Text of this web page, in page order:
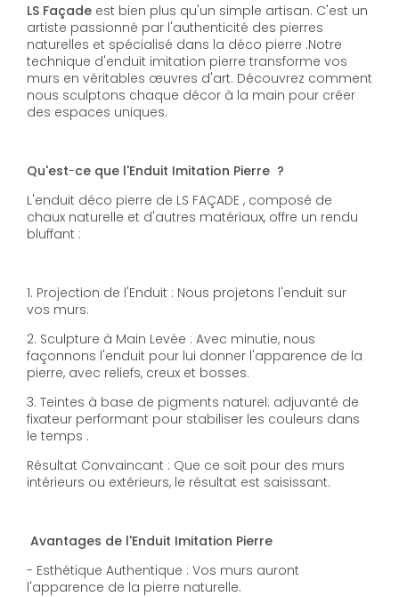
LS Façade est bien plus qu'un simple artisan. C'est un
artiste passionné par l'authenticité des pierres
naturelles et spécialisé dans la déco pierre .Notre
technique d'enduit imitation pierre transforme vos
murs en véritables œuvres d'art. Découvrez comment
nous sculptons chaque décor à la main pour créer
des espaces uniques.
Qu'est-ce que l'Enduit Imitation Pierre ?
L'enduit déco pierre de LS FAÇADE , composé de
chaux naturelle et d'autres matériaux, offre un rendu
bluffant :
1. Projection de l'Enduit : Nous projetons l'enduit sur
vos murs.
2. Sculpture à Main Levée : Avec minutie, nous
façonnons l'enduit pour lui donner l'apparence de la
pierre, avec reliefs, creux et bosses.
3. Teintes à base de pigments naturel: adjuvanté de
fixateur performant pour stabiliser les couleurs dans
le temps .
Résultat Convaincant : Que ce soit pour des murs
intérieurs ou extérieurs, le résultat est saisissant.
Avantages de l'Enduit Imitation Pierre
- Esthétique Authentique : Vos murs auront
l'apparence de la pierre naturelle.